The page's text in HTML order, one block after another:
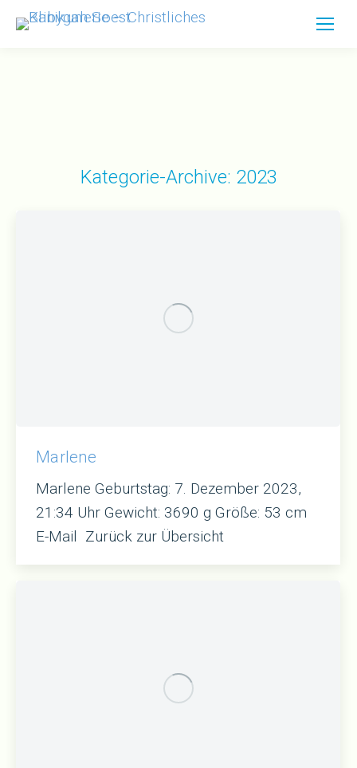
Kategorie-Archive: 2023
Marlene
Marlene Geburtstag: 7. Dezember 2023,
21:34 Uhr Gewicht: 3690 g Größe: 53 cm
E-Mail Zurück zur Übersicht